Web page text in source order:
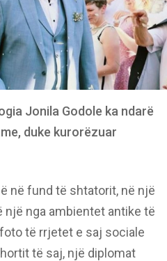
Jonila Godole ka ndarë
duke kurorëzuar
në fund të shtatorit, në një
një nga ambientet antike të
të rrjetet e saj sociale
të saj, një diplomat